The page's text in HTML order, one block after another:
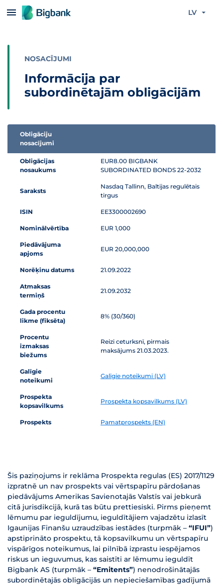
Pāriet uz saturu LV
NOSACĪJUMI
Informācija par
subordinētajām obligācijām
Informācijas tabula par subordinētās obligācijas piedāvājumu
Obligāciju
nosacījumi
Obligācijas
nosaukums
EUR8.00 BIGBANK
SUBORDINATED BONDS 22-2032
Saraksts
Nasdaq Tallinn, Baltijas regulētais
tirgus
ISIN EE3300002690
Nominālvērtība EUR 1,000
Piedāvājuma
apjoms
EUR 20,000,000
Norēķinu datums 21.09.2022
Atmaksas
termiņš
21.09.2032
Gada procentu
likme (fiksēta)
8% (30/360)
Procentu
izmaksas
biežums
Reizi ceturksnī, pirmais
maksājums 21.03.2023.
Galīgie
noteikumi
Galīgie noteikumi (LV)
Prospekta
kopsavilkums
Prospekta kopsavilkums (LV)
Prospekts Pamatprospekts (EN)
Šis paziņojums ir reklāma Prospekta regulas (ES) 2017/1129
izpratnē un nav prospekts vai vērtspapīru pārdošanas
piedāvājums Amerikas Savienotajās Valstīs vai jebkurā
citā jurisdikcijā, kurā tas būtu prettiesiski. Pirms pieņemt
lēmumu par ieguldījumu, ieguldītājiem vajadzētu izlasīt
Igaunijas Finanšu uzraudzības iestādes (turpmāk – “IFUI”)
apstiprināto prospektu, tā kopsavilkumu un vērtspapīru
vispārīgos noteikumus, lai pilnībā izprastu iespējamos
riskus un ieguvumus, kas saistīti ar lēmumu ieguldīt
Bigbank AS (turpmāk – “Emitents”) nenodrošinātajās
subordinētajās obligācijās un nepieciešamības gadījumā